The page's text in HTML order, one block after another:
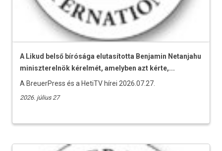
A Likud belső bírósága elutasította Benjamin Netanjahu
miniszterelnök kérelmét, amelyben azt kérte,...
A BreuerPress és a HetiTV hírei 2026.07.27.
2026. július 27